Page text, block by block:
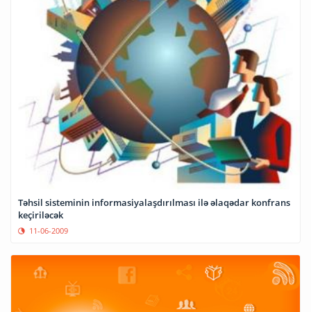
Təhsil sisteminin informasiyalaşdırılması ilə əlaqədar konfrans
keçiriləcək
11-06-2009